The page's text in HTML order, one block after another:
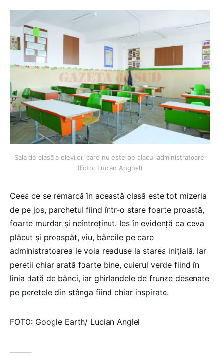
Sala de clasă a elevilor, care nu este pe placul administratoarei
(Foto: Lucian Anghel)
Ceea ce se remarcă în această clasă este tot mizeria
de pe jos, parchetul fiind într-o stare foarte proastă,
foarte murdar și neîntreținut. Ies în evidență ca ceva
plăcut și proaspăt, viu, băncile pe care
administratoarea le voia readuse la starea inițială. Iar
pereții chiar arată foarte bine, cuierul verde fiind în
linia dată de bănci, iar ghirlandele de frunze desenate
pe peretele din stânga fiind chiar inspirate.
FOTO: Google Earth/ Lucian Anglel